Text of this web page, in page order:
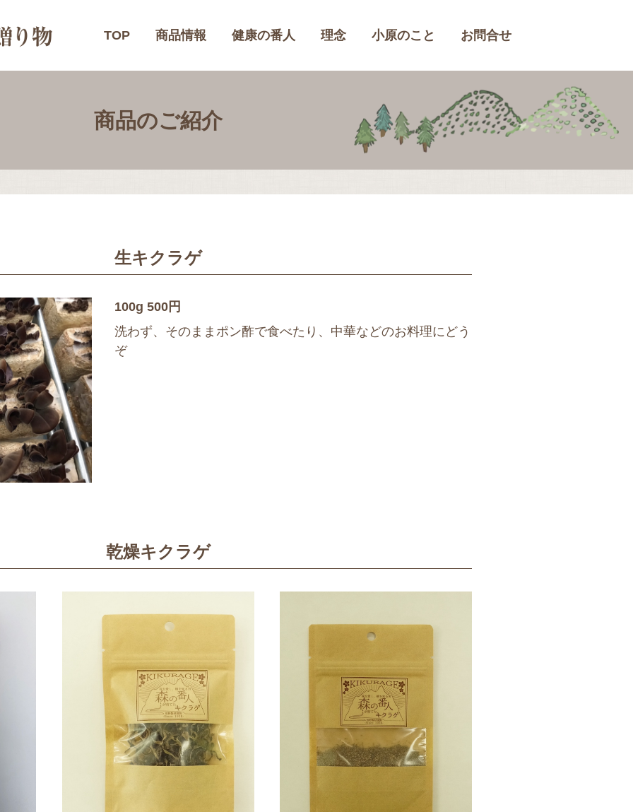
TOP 商品情報 健康の番人 理念 小原のこと お問合せ
商品のご紹介
生キクラゲ
100g 500円
洗わず、そのままポン酢で食べたり、中華などのお料理にどう
ぞ
乾燥キクラゲ